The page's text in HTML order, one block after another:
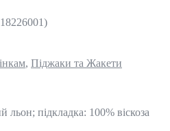
, Піджаки та Жакети
льон; підкладка: 100% віскоза